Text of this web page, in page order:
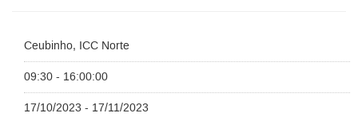
Ceubinho, ICC Norte
09:30 - 16:00:00
17/10/2023 - 17/11/2023